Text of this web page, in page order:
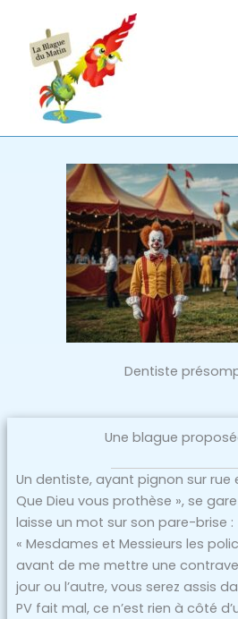
contenu
Dentiste
Une blague
Un dentiste, ayant pignon sur rue
Que Dieu vous prothèse », se
laisse un mot sur son pare-brise :
« Mesdames et Messieurs les
avant de me mettre une
jour ou l’autre, vous serez assis
PV fait mal, ce n’est rien à côté